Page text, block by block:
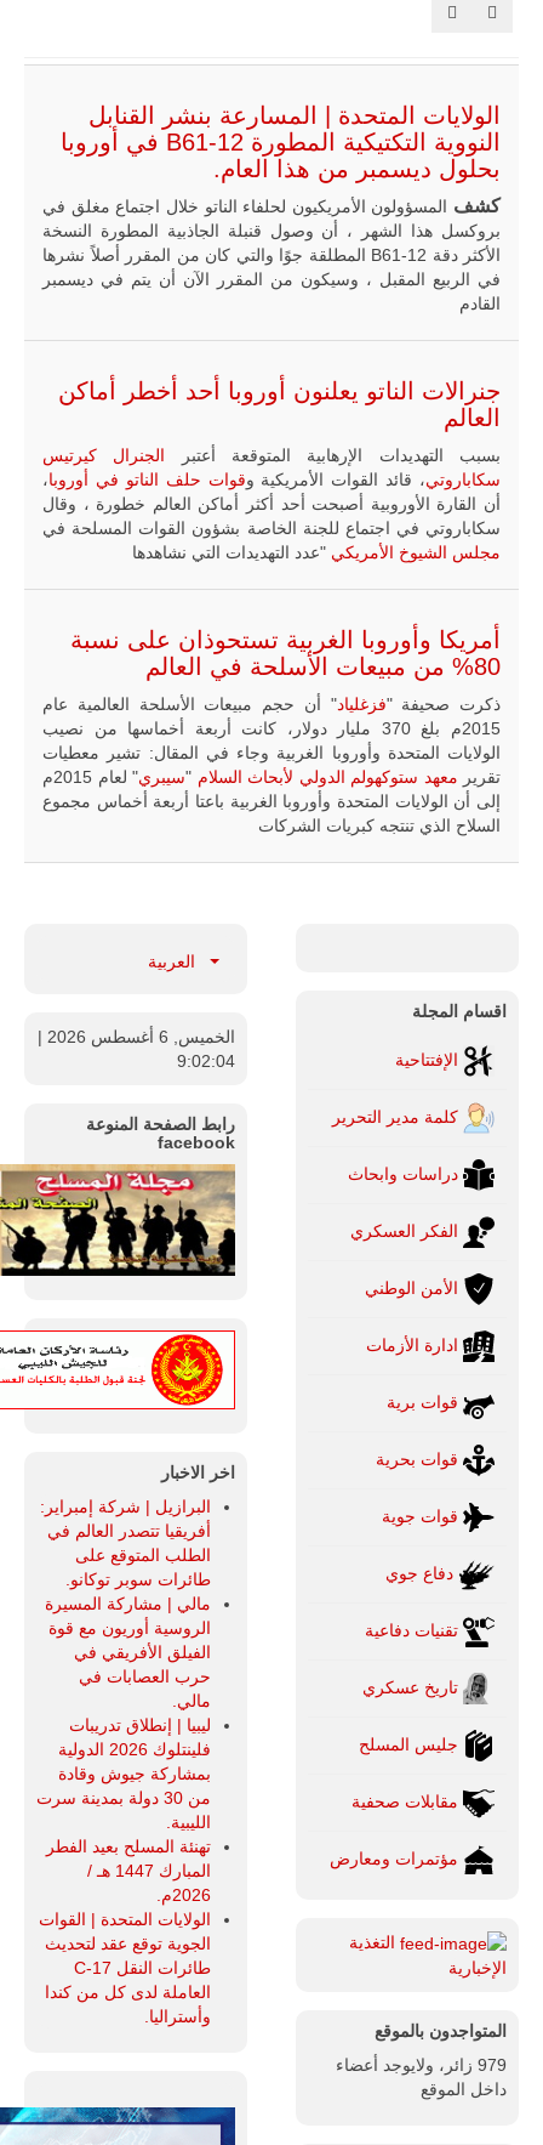
أوريون مع
قوة الفيلق
الأفريقي في
حرب
العصابات في
مالي.
مع تصاعد حدة
الحرب الجوية
الروسية في
بدون طيار فوق
لحملة مكافحة
فإن الجمع بين
قدرة طائرة
أوريون على
التحليق…
للمزيد
جيوش وقادة
من 30 دولة
في خطوة
تُوصف بأنها
تقريب
المسافات بين
المؤسستين
العسكريتين في
شرق البلاد
وغربها، وسط
حضور دولي
تقوده الولايات
أطراف ليبية
منقسمة منذ…
للمزيد
الولايات المتحدة | المسارعة بنشر القنابل
النووية التكتيكية المطورة B61-12 في أوروبا
بحلول ديسمبر من هذا العام.
كشف المسؤولون الأمريكيون لحلفاء الناتو خلال اجتماع مغلق في
بروكسل هذا الشهر ، أن وصول قنبلة الجاذبية المطورة النسخة
الأكثر دقة B61-12 المطلقة جوًا والتي كان من المقرر أصلاً نشرها
في الربيع المقبل ، وسيكون من المقرر الآن أن يتم في ديسمبر
القادم
جنرالات الناتو يعلنون أوروبا أحد أخطر أماكن
العالم
بسبب التهديدات الإرهابية المتوقعة أعتبر الجنرال كيرتيس
سكاباروتي، قائد القوات الأمريكية وقوات حلف الناتو في أوروبا،
أن القارة الأوروبية أصبحت أحد أكثر أماكن العالم خطورة ، وقال
سكاباروتي في اجتماع للجنة الخاصة بشؤون القوات المسلحة في
مجلس الشيوخ الأمريكي "عدد التهديدات التي نشاهدها
أمريكا وأوروبا الغربية تستحوذان على نسبة
80% من مبيعات الأسلحة في العالم
ذكرت صحيفة "فزغلياد" أن حجم مبيعات الأسلحة العالمية عام
2015م بلغ 370 مليار دولار، كانت أربعة أخماسها من نصيب
الولايات المتحدة وأوروبا الغربية وجاء في المقال: تشير معطيات
تقرير معهد ستوكهولم الدولي لأبحاث السلام "سيبري
" لعام 2015م
إلى أن الولايات المتحدة وأوروبا الغربية باعتا أربعة أخماس مجموع
السلاح الذي تنتجه كبريات الشركات
اقسام المجلة
الإفتتاحية
كلمة مدير التحرير
دراسات وابحاث
الفكر العسكري
الأمن الوطني
ادارة الأزمات
قوات برية
قوات بحرية
قوات جوية
دفاع جوي
تقنيات دفاعية
تاريخ عسكري
جليس المسلح
مقابلات صحفية
مؤتمرات ومعارض
التغذية
الإخبارية
المتواجدون بالموقع
979 زائر، ولايوجد أعضاء
داخل الموقع
العربية
الخميس, 6 أغسطس 2026
|
9:02:05
رابط الصفحة المنوعة
facebook
اخر الاخبار
البرازيل | شركة إمبراير:
أفريقيا تتصدر العالم في
الطلب المتوقع على
طائرات سوبر توكانو.
مالي | مشاركة المسيرة
الروسية أوريون مع قوة
الفيلق الأفريقي في
حرب العصابات في
مالي.
ليبيا | إنطلاق تدريبات
فلينتلوك 2026 الدولية
بمشاركة جيوش وقادة
من 30 دولة بمدينة سرت
الليبية.
تهنئة المسلح بعيد الفطر
المبارك 1447 هـ /
2026م.
الولايات المتحدة | القوات
الجوية توقع عقد لتحديث
طائرات النقل C-17
العاملة لدى كل من كندا
وأستراليا.